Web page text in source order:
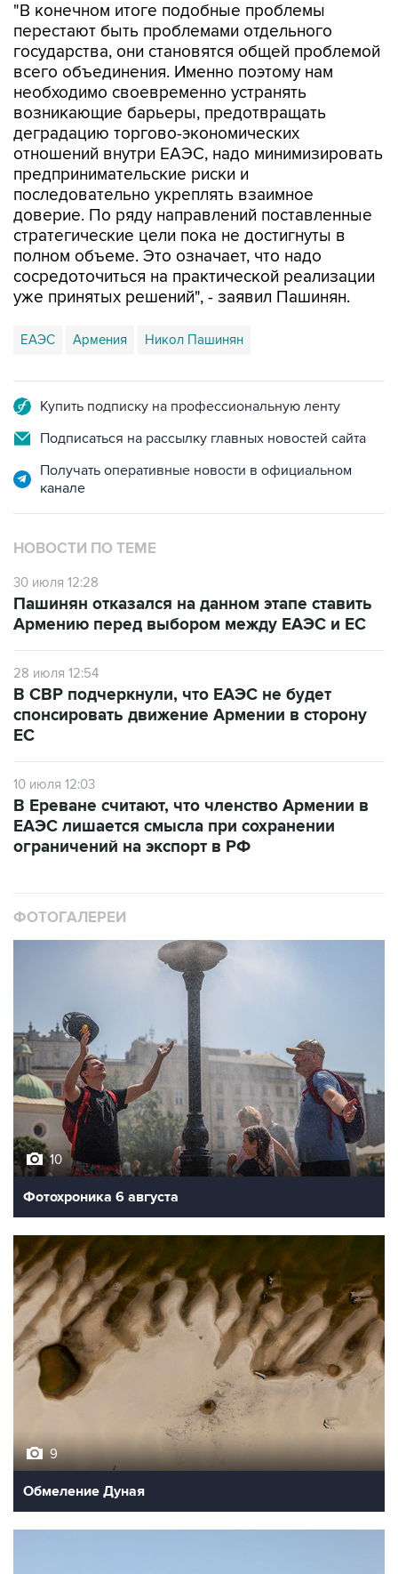
"В конечном итоге подобные проблемы
перестают быть проблемами отдельного
государства, они становятся общей проблемой
всего объединения. Именно поэтому нам
необходимо своевременно устранять
возникающие барьеры, предотвращать
деградацию торгово-экономических
отношений внутри ЕАЭС, надо минимизировать
предпринимательские риски и
последовательно укреплять взаимное
доверие. По ряду направлений поставленные
стратегические цели пока не достигнуты в
полном объеме. Это означает, что надо
сосредоточиться на практической реализации
уже принятых решений", - заявил Пашинян.
ЕАЭС Армения Никол Пашинян
Купить подписку на профессиональную ленту
Подписаться на рассылку главных новостей сайта
Получать оперативные новости в официальном
канале
НОВОСТИ ПО ТЕМЕ
30 июля 12:28
Пашинян отказался на данном этапе ставить
Армению перед выбором между ЕАЭС и ЕС
28 июля 12:54
В СВР подчеркнули, что ЕАЭС не будет
спонсировать движение Армении в сторону
ЕС
10 июля 12:03
В Ереване считают, что членство Армении в
ЕАЭС лишается смысла при сохранении
ограничений на экспорт в РФ
ФОТОГАЛЕРЕИ
10
Фотохроника 6 августа
9
Обмеление Дуная